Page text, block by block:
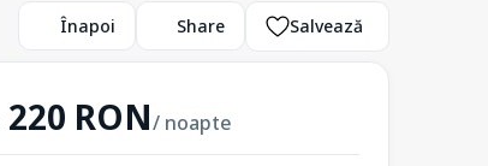
Înapoi Share Salvează
220 RON/ noapte